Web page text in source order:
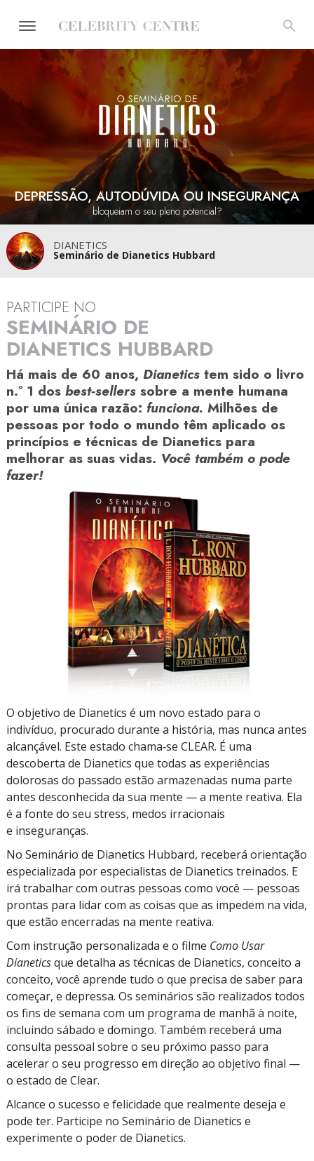
DEPRESSÃO, AUTODÚVIDA OU INSEGURANÇA
bloqueiam o seu pleno potencial?
DIANETICS
Seminário de Dianetics Hubbard
PARTICIPE NO
SEMINÁRIO DE
DIANETICS HUBBARD
Há mais de 60 anos, Dianetics tem sido o livro
n.º 1 dos best‑sellers sobre a mente humana
por uma única razão: funciona. Milhões de
pessoas por todo o mundo têm aplicado os
princípios e técnicas de Dianetics para
melhorar as suas vidas. Você também o pode
fazer!
O objetivo de Dianetics é um novo estado para o
indivíduo, procurado durante a história, mas nunca antes
alcançável. Este estado chama‑se CLEAR. É uma
descoberta de Dianetics que todas as experiências
dolorosas do passado estão armazenadas numa parte
antes desconhecida da sua mente — a mente reativa. Ela
é a fonte do seu stress, medos irracionais
e inseguranças.
No Seminário de Dianetics Hubbard, receberá orientação
especializada por especialistas de Dianetics treinados. E
irá trabalhar com outras pessoas como você — pessoas
prontas para lidar com as coisas que as impedem na vida,
que estão encerradas na mente reativa.
Com instrução personalizada e o filme Como Usar
Dianeticsque detalha as técnicas de Dianetics, conceito a
conceito, você aprende tudo o que precisa de saber para
começar, e depressa. Os seminários são realizados todos
os fins de semana com um programa de manhã à noite,
incluindo sábado e domingo. Também receberá uma
consulta pessoal sobre o seu próximo passo para
acelerar o seu progresso em direção ao objetivo final —
o estado de Clear.
Alcance o sucesso e felicidade que realmente deseja e
pode ter. Participe no Seminário de Dianetics e
experimente o poder de Dianetics.